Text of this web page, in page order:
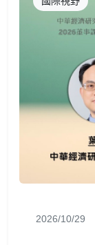
2026/10/29